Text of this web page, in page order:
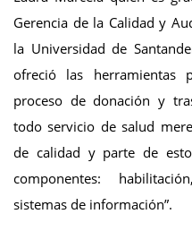
Gerencia de la Calidad y
la Universidad de
ofreció las herramientas
proceso de donación y
todo servicio de salud
de calidad y parte de
componentes:
sistemas de información”.